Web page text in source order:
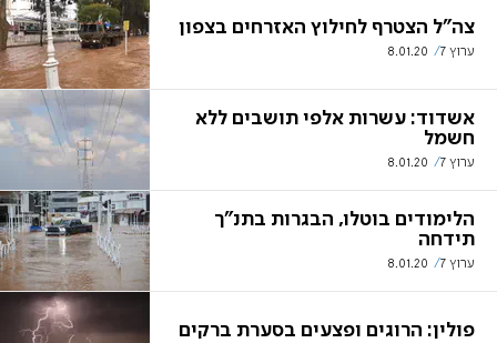
צה"ל הצטרף לחילוץ האזרחים בצפון
ערוץ 7 8.01.20
אשדוד: עשרות אלפי תושבים ללא
חשמל
ערוץ 7 8.01.20
הלימודים בוטלו, הבגרות בתנ"ך
תידחה
ערוץ 7 8.01.20
פולין: הרוגים ופצעים בסערת ברקים